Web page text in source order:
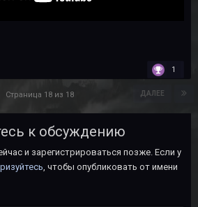
1
ДАЛЕЕ
Страница 18 из 18
к обсуждению
и зарегистрироваться позже. Если у
, чтобы опубликовать от имени